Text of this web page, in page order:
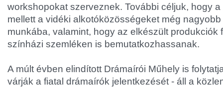
workshopokat szerveznek. További céljuk, hogy
mellett a vidéki alkotóközösségeket még
munkába, valamint, hogy az elkészült produkciók
színházi szemléken is bemutatkozhassanak.
A múlt évben elindított Drámaírói Műhely is
várják a fiatal drámaírók jelentkezését - áll a